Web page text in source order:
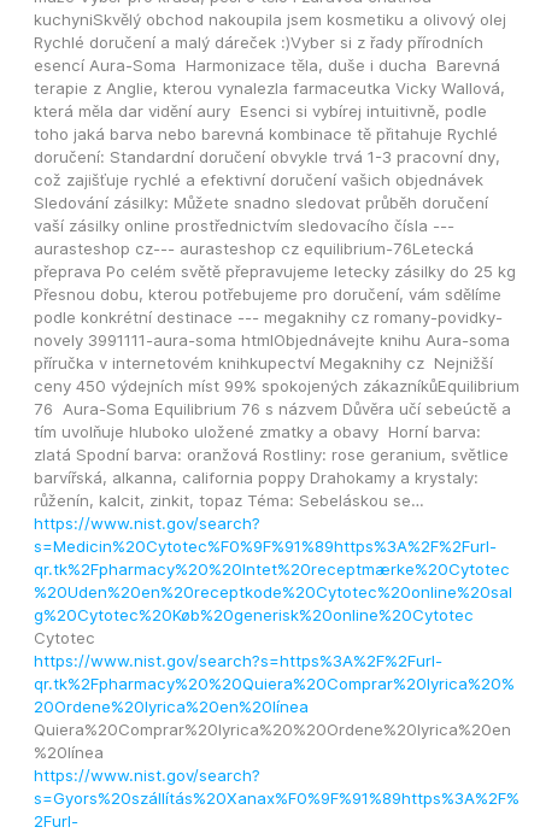
kuchyniSkvělý obchod nakoupila jsem kosmetiku a olivový olej
Rychlé doručení a malý dáreček :)Vyber si z řady přírodních
esencí Aura-Soma  Harmonizace těla, duše i ducha  Barevná
terapie z Anglie, kterou vynalezla farmaceutka Vicky Wallová,
která měla dar vidění aury  Esenci si vybírej intuitivně, podle
toho jaká barva nebo barevná kombinace tě přitahuje Rychlé
doručení: Standardní doručení obvykle trvá 1-3 pracovní dny,
což zajišťuje rychlé a efektivní doručení vašich objednávek
Sledování zásilky: Můžete snadno sledovat průběh doručení
vaší zásilky online prostřednictvím sledovacího čísla ---
aurasteshop cz--- aurasteshop cz equilibrium-76Letecká
přeprava Po celém světě přepravujeme letecky zásilky do 25 kg
Přesnou dobu, kterou potřebujeme pro doručení, vám sdělíme
podle konkrétní destinace --- megaknihy cz romany-povidky-
novely 3991111-aura-soma htmlObjednávejte knihu Aura-soma
příručka v internetovém knihkupectví Megaknihy cz  Nejnižší
ceny 450 výdejních míst 99% spokojených zákazníkůEquilibrium
76  Aura-Soma Equilibrium 76 s názvem Důvěra učí sebeúctě a
tím uvolňuje hluboko uložené zmatky a obavy  Horní barva:
zlatá Spodní barva: oranžová Rostliny: rose geranium, světlice
barvířská, alkanna, california poppy Drahokamy a krystaly:
růženín, kalcit, zinkit, topaz Téma: Sebeláskou se…
https://www.nist.gov/search?
s=Medicin%20Cytotec%F0%9F%91%89https%3A%2F%2Furl-
qr.tk%2Fpharmacy%20%20Intet%20receptmærke%20Cytotec
%20Uden%20en%20receptkode%20Cytotec%20online%20sal
g%20Cytotec%20Køb%20generisk%20online%20Cytotec
Cytotec
https://www.nist.gov/search?s=https%3A%2F%2Furl-
qr.tk%2Fpharmacy%20%20Quiera%20Comprar%20lyrica%20%
20Ordene%20lyrica%20en%20línea
Quiera%20Comprar%20lyrica%20%20Ordene%20lyrica%20en
%20línea
https://www.nist.gov/search?
s=Gyors%20szállítás%20Xanax%F0%9F%91%89https%3A%2F%
2Furl-